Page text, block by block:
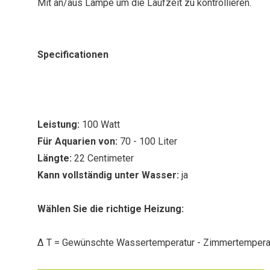
Mit an/aus Lampe um die Laufzeit zu kontrollieren.
Specificationen
Leistung: 100 Watt
Für Aquarien von: 70 - 100 Liter
Längte: 22 Centimeter
Kann vollständig unter Wasser: ja
Wählen Sie die richtige Heizung:
Δ T = Gewünschte Wassertemperatur -